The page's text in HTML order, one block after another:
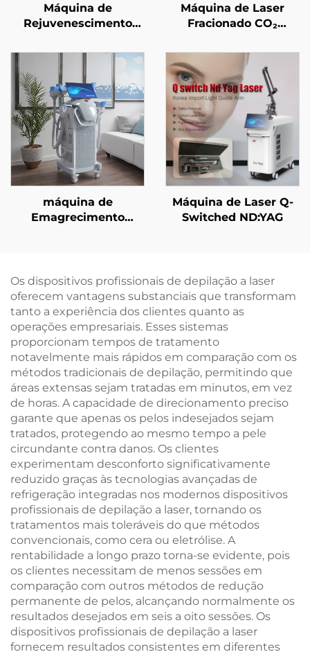
Máquina de
Rejuvenescimento
Microagulhamento em
Ouro e
Radiofrequência de
Dupla Frequência (1/2
MHz)
Máquina de Laser
Fracionado CO₂
Médico e MMDSAP
máquina de
Emagrecimento
Tecnologia de
Resfriamento de 360
Graus e Crioterapia
para Perda de Peso
Máquina de Laser Q-
Switched ND:YAG
Os dispositivos profissionais de depilação a laser
oferecem vantagens substanciais que transformam
tanto a experiência dos clientes quanto as
operações empresariais. Esses sistemas
proporcionam tempos de tratamento
notavelmente mais rápidos em comparação com os
métodos tradicionais de depilação, permitindo que
áreas extensas sejam tratadas em minutos, em vez
de horas. A capacidade de direcionamento preciso
garante que apenas os pelos indesejados sejam
tratados, protegendo ao mesmo tempo a pele
circundante contra danos. Os clientes
experimentam desconforto significativamente
reduzido graças às tecnologias avançadas de
refrigeração integradas nos modernos dispositivos
profissionais de depilação a laser, tornando os
tratamentos mais toleráveis do que métodos
convencionais, como cera ou eletrólise. A
rentabilidade a longo prazo torna-se evidente, pois
os clientes necessitam de menos sessões em
comparação com outros métodos de redução
permanente de pelos, alcançando normalmente os
resultados desejados em seis a oito sessões. Os
dispositivos profissionais de depilação a laser
fornecem resultados consistentes em diferentes